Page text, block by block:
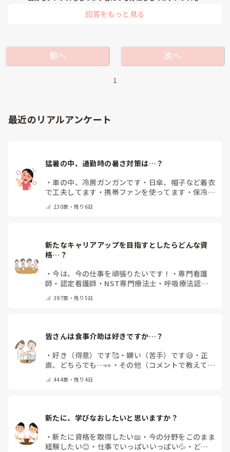
回答をもっと見る
前へ
1
次へ
最近のリアルアンケート
猛暑の中、通勤時の暑さ対策は…？
・車の中、冷房ガンガンです ・ 日傘、帽子など着衣
で工夫してます ・携帯ファンを使ってます ・ 保冷剤
ん ・その他（コメントで教えて下さい）
230票・残り6日
新たなキャリアアップを目指すとしたらどんな資
格…？
・今は、今の仕事を頑張りたいです！ ・専門看護
師 ・ 認定看護師 ・ NST専門療法士 ・ 呼吸療法認定
内視鏡技師・その他(コメントで教えて下さい)
397票・残り5日
皆さんは食事介助は好きですか…？
・好き（得意）です🥰・嫌い（苦手）です😅 ・ 正
直、どちらでも…👀 ・ その他（コメントで教えてく
444票・残り4日
新たに、学びなおしたいと思いますか？
・新たに資格を取得したい📖 ・ 今の分野をこのまま
経験したい😊 ・ 仕事でいっぱいいっぱい💦 ・ どん